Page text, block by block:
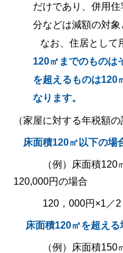
だけであり、併用
分などは減額の対象
なお、住居として
120㎡までのものは
を超えるものは120
なります。
（家屋に対する年税額の
床面積120㎡以下の場
（例）床面積120㎡
120,000円の場合
120，000円×1／2
床面積120㎡を超える
（例）床面積150㎡